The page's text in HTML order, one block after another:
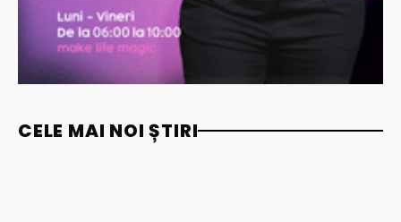
CELE MAI NOI ȘTIRI